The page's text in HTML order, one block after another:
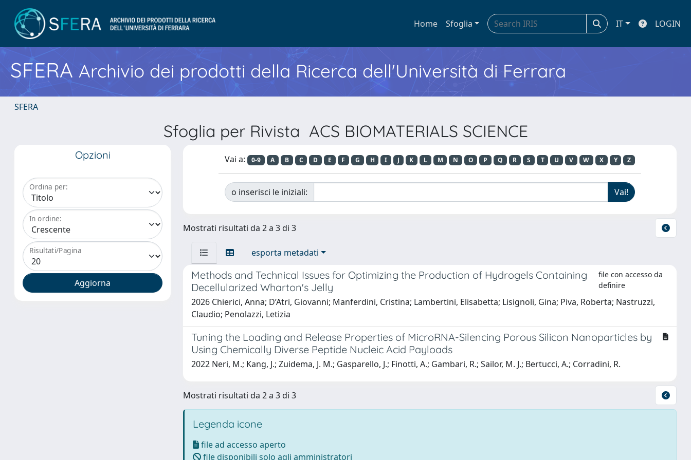
Home Sfoglia IT LOGIN
SFERA Archivio dei prodotti della Ricerca dell'Università di Ferrara
SFERA
Sfoglia per Rivista ACS BIOMATERIALS SCIENCE
Opzioni
Ordina per:
In ordine:
Risultati/Pagina
Vai a: 0-9 A B C D E F G H I J K L M N O P Q R S T U V W X Y Z
o inserisci le iniziali:
Mostrati risultati da 2 a 3 di 3
esporta metadati
Methods and Technical Issues for Optimizing the Production of Hydrogels Containing
Decellularized Wharton's Jelly
file con accesso da
definire
2026 Chierici, Anna; D’Atri, Giovanni; Manferdini, Cristina; Lambertini, Elisabetta; Lisignoli, Gina; Piva, Roberta; Nastruzzi,
Claudio; Penolazzi, Letizia
Tuning the Loading and Release Properties of MicroRNA-Silencing Porous Silicon Nanoparticles by
Using Chemically Diverse Peptide Nucleic Acid Payloads
2022 Neri, M.; Kang, J.; Zuidema, J. M.; Gasparello, J.; Finotti, A.; Gambari, R.; Sailor, M. J.; Bertucci, A.; Corradini, R.
Mostrati risultati da 2 a 3 di 3
Legenda icone
file ad accesso aperto
file disponibili solo agli amministratori